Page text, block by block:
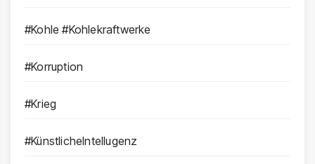
#Kohle #Kohlekraftwerke
#Korruption
#Krieg
#KünstlicheIntellugenz